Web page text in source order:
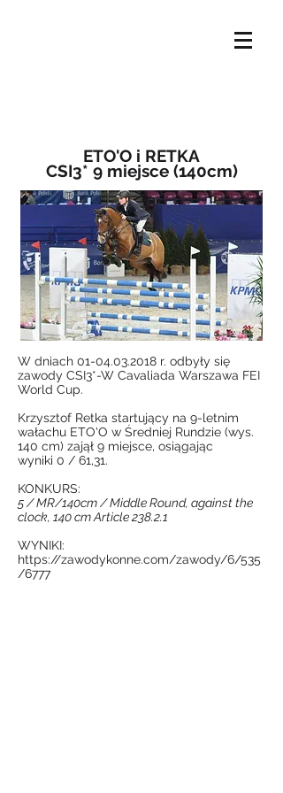
ETO'O i RETKA
CSI3* 9 miejsce (140cm)
​W dniach 01-04.03.2018 r. odbyły się
zawody CSI3*-W Cavaliada Warszawa FEI
World Cup.
Krzysztof Retka startujący na 9-letnim
wałachu ETO'O w Średniej Rundzie (wys.
140 cm) zajął 9 miejsce, osiągając
wyniki 0 / 61,31.
KONKURS:
5 / MR/140cm / Middle Round, against the
clock, 140 cm Article 238.2.1
WYNIKI:
https://zawodykonne.com/zawody/6/535
/6777